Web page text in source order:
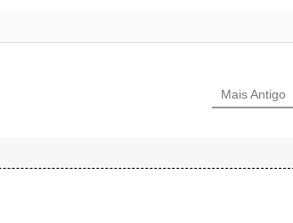
Mais Antigo